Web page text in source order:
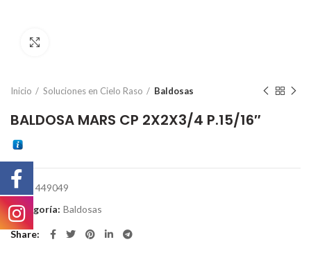
Inicio Soluciones en Cielo Raso Baldosas
BALDOSA MARS CP 2X2X3/4 P.15/16″
SKU: 449049
Categoría: Baldosas
Share